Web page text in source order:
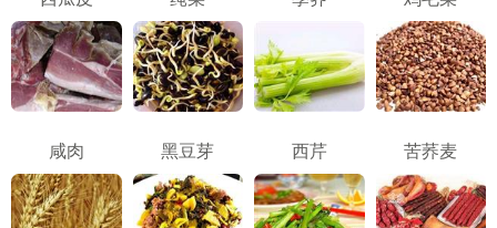
咸肉 黑豆芽 西芹 苦荞麦